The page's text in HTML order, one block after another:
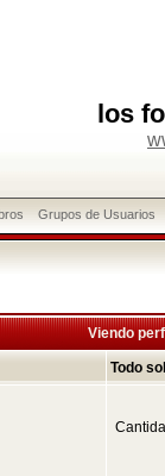
los
Grupos de Usuarios
Viendo
Todo